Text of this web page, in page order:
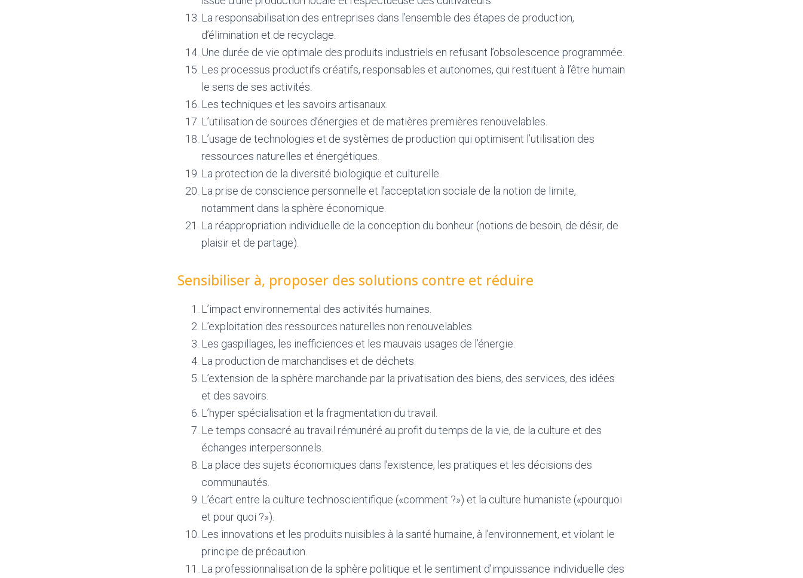
La responsabilisation des entreprises dans l’ensemble des étapes de production,
d’élimination et de recyclage.
Une durée de vie optimale des produits industriels en refusant l’obsolescence programmée.
Les processus productifs créatifs, responsables et autonomes, qui restituent à l’être humain
le sens de ses activités.
Les techniques et les savoirs artisanaux.
L’utilisation de sources d’énergies et de matières premières renouvelables.
L’usage de technologies et de systèmes de production qui optimisent l’utilisation des
ressources naturelles et énergétiques.
La protection de la diversité biologique et culturelle.
La prise de conscience personnelle et l’acceptation sociale de la notion de limite,
notamment dans la sphère économique.
La réappropriation individuelle de la conception du bonheur (notions de besoin, de désir, de
plaisir et de partage).
Sensibiliser à, proposer des solutions contre et réduire
L’impact environnemental des activités humaines.
L’exploitation des ressources naturelles non renouvelables.
Les gaspillages, les inefficiences et les mauvais usages de l’énergie.
La production de marchandises et de déchets.
L’extension de la sphère marchande par la privatisation des biens, des services, des idées
et des savoirs.
L’hyper spécialisation et la fragmentation du travail.
Le temps consacré au travail rémunéré au profit du temps de la vie, de la culture et des
échanges interpersonnels.
La place des sujets économiques dans l’existence, les pratiques et les décisions des
communautés.
L’écart entre la culture technoscientifique («comment ?») et la culture humaniste («pourquoi
et pour quoi ?»).
Les innovations et les produits nuisibles à la santé humaine, à l’environnement, et violant le
principe de précaution.
La professionnalisation de la sphère politique et le sentiment d’impuissance individuelle des